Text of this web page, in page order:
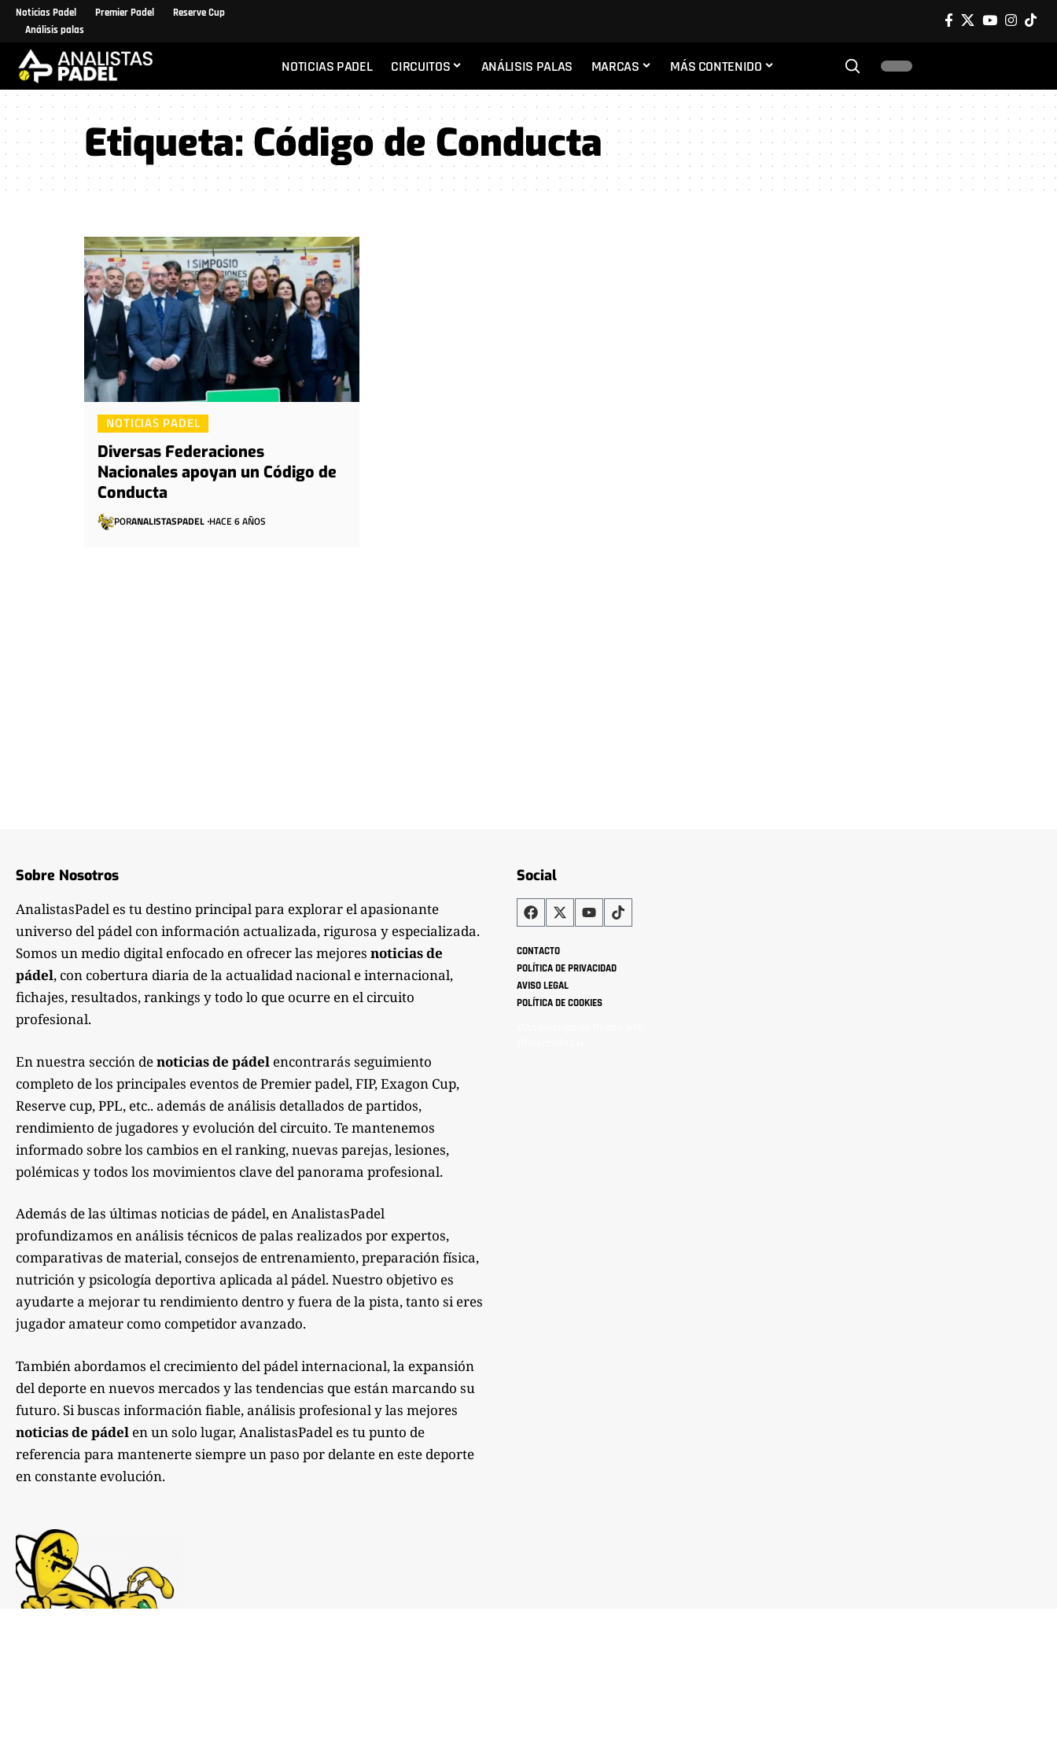
Noticias Padel Premier Padel
Reserve Cup
Análisis palas
NOTICIAS PADEL CIRCUITOS ANÁLISIS PALAS MARCAS MÁS CONTENIDO
Etiqueta:Código de Conducta
NOTICIAS PADEL
Diversas Federaciones
Nacionales apoyan un Código de
Conducta
PORANALISTASPADEL HACE 6 AÑOS
Sobre Nosotros
AnalistasPadel es tu destino principal para explorar el apasionante
universo del pádel con información actualizada, rigurosa y especializada.
Somos un medio digital enfocado en ofrecer las mejores noticias de
pádel, con cobertura diaria de la actualidad nacional e internacional,
fichajes, resultados, rankings y todo lo que ocurre en el circuito
profesional.
En nuestra sección denoticias de pádel encontrarás seguimiento
completo de los principales eventos de Premier padel, FIP, Exagon Cup,
Reserve cup, PPL, etc.. además de análisis detallados de partidos,
rendimiento de jugadores y evolución del circuito. Te mantenemos
informado sobre los cambios en el ranking, nuevas parejas, lesiones,
polémicas y todos los movimientos clave del panorama profesional.
Además de las últimas noticias de pádel, en AnalistasPadel
profundizamos en análisis técnicos de palas realizados por expertos,
comparativas de material, consejos de entrenamiento, preparación física,
nutrición y psicología deportiva aplicada al pádel. Nuestro objetivo es
ayudarte a mejorar tu rendimiento dentro y fuera de la pista, tanto si eres
jugador amateur como competidor avanzado.
También abordamos el crecimiento del pádel internacional, la expansión
del deporte en nuevos mercados y las tendencias que están marcando su
futuro. Si buscas información fiable, análisis profesional y las mejores
noticias de pádel en un solo lugar, AnalistasPadel es tu punto de
referencia para mantenerte siempre un paso por delante en este deporte
en constante evolución.
Social
CONTACTO
POLÍTICA DE PRIVACIDAD
AVISO LEGAL
POLÍTICA DE COOKIES